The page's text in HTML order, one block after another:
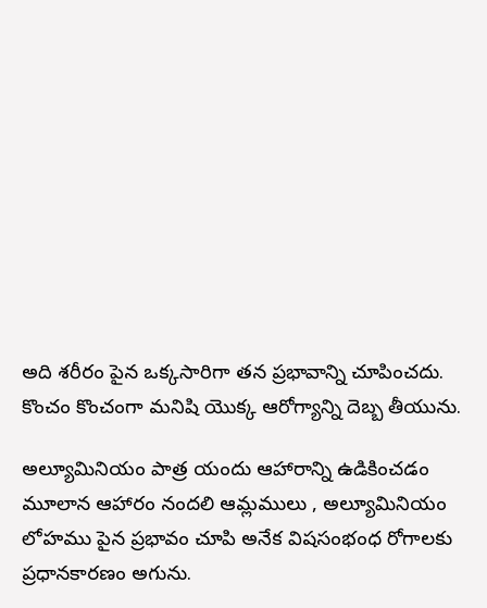
అది శరీరం పైన ఒక్కసారిగా తన ప్రభావాన్ని చూపించదు.
కొంచం కొంచంగా మనిషి యొక్క ఆరోగ్యాన్ని దెబ్బ తీయును.
అల్యూమినియం పాత్ర యందు ఆహారాన్ని ఉడికించడం
మూలాన ఆహారం నందలి ఆమ్లములు , అల్యూమినియం
లోహము పైన ప్రభావం చూపి అనేక విషసంభంధ రోగాలకు
ప్రధానకారణం అగును.